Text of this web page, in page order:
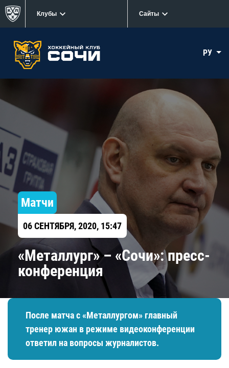
Клубы Сайты
РУ
Матчи
06 СЕНТЯБРЯ, 2020, 15:47
«Металлург» – «Сочи»: пресс-
конференция
После матча с «Металлургом» главный
тренер южан в режиме видеоконференции
ответил на вопросы журналистов.